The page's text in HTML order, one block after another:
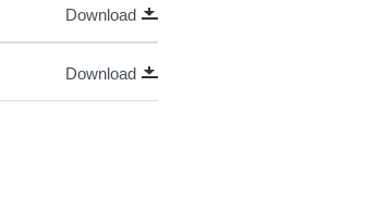
Download
Download